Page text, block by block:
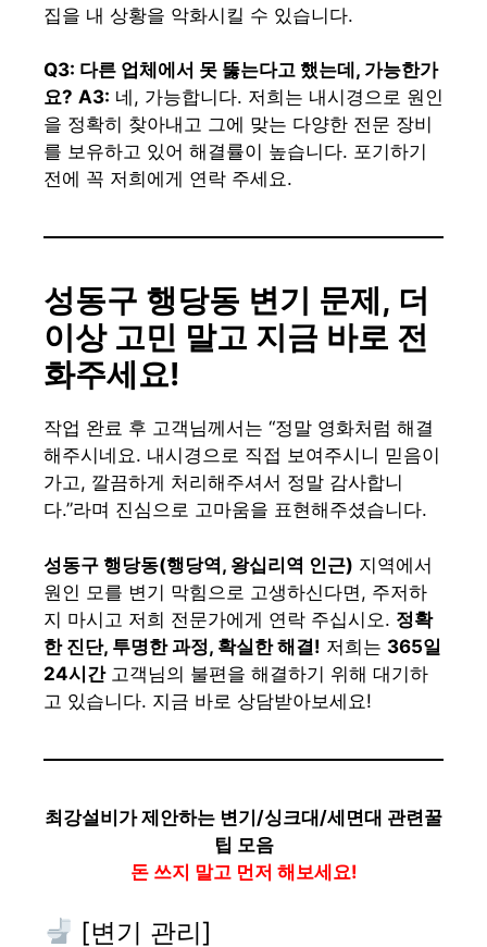
집을 내 상황을 악화시킬 수 있습니다.
Q3: 다른 업체에서 못 뚫는다고 했는데, 가능한가
요? A3: 네, 가능합니다. 저희는 내시경으로 원인
을 정확히 찾아내고 그에 맞는 다양한 전문 장비
를 보유하고 있어 해결률이 높습니다. 포기하기
전에 꼭 저희에게 연락 주세요.
성동구 행당동 변기 문제, 더
이상 고민 말고 지금 바로 전
화주세요!
작업 완료 후 고객님께서는 “정말 영화처럼 해결
해주시네요. 내시경으로 직접 보여주시니 믿음이
가고, 깔끔하게 처리해주셔서 정말 감사합니
다.”라며 진심으로 고마움을 표현해주셨습니다.
성동구 행당동(행당역, 왕십리역 인근) 지역에서
원인 모를 변기 막힘으로 고생하신다면, 주저하
지 마시고 저희 전문가에게 연락 주십시오. 정확
한 진단, 투명한 과정, 확실한 해결! 저희는 365일
24시간고객님의 불편을 해결하기 위해 대기하
고 있습니다. 지금 바로 상담받아보세요!
최강설비가 제안하는 변기/싱크대/세면대 관련꿀
팁 모음
돈 쓰지 말고 먼저 해보세요!
[변기 관리]